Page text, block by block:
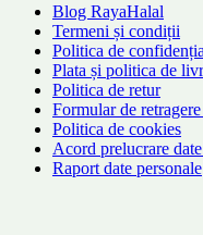
Blog RayaHalal
Termeni și condiții
Politica de
Plata și politica de
Politica de retur
Formular de
Politica de cookies
Acord prelucrare
Raport date personale